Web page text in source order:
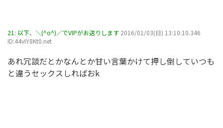
21: 以下、＼(^o^)／でVIPがお送りします 2016/01/03(日) 13:10:10.346
ID:44vIY8Kt0.net
あれ冗談だとかなんとか甘い言葉かけて押し倒していつも
と違うセックスしればおk